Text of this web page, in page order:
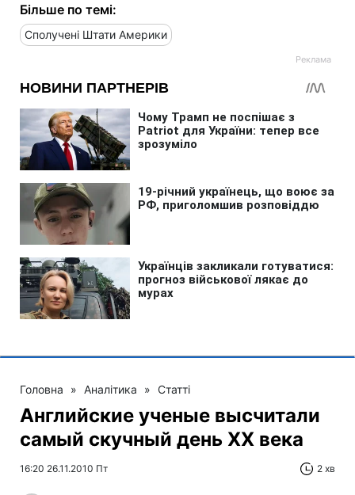
Більше по темі:
Сполучені Штати Америки
Головна » Аналітика » Статті
Английские ученые высчитали
самый скучный день XX века
16:20 26.11.2010 Пт 2 хв